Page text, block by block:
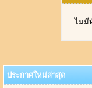
ไม่มี
ประกาศใหม่ล่าสุด